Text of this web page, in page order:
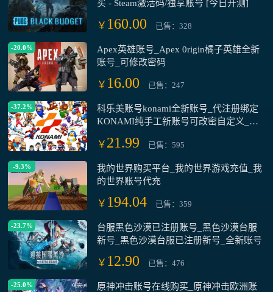
买 - Steam激活码/独享账号 [今日开测]
￥ 160.00 已售：328
-20.0%
Apex英雄账号_Apex 0rigin橘子英雄全新
账号_可修改密码
￥ 16.00 已售：247
-37.2%
科乐美账号konami全新账号_代注册绑定
KONAMI纯手工新账号可改密自定义_成
￥ 21.99 已售：595
-9.3%
我的世界购买平台_我的世界游戏充值_我
的世界账号代充
￥ 194.04 已售：359
-23.7%
台服黑色沙漠已注册账号_黑色沙漠台服
新号_黑色沙漠台服已注册新号_全新账号
￥ 12.90 已售：476
-25.0%
原神冲击账号在线购买_原神冲击欧洲账